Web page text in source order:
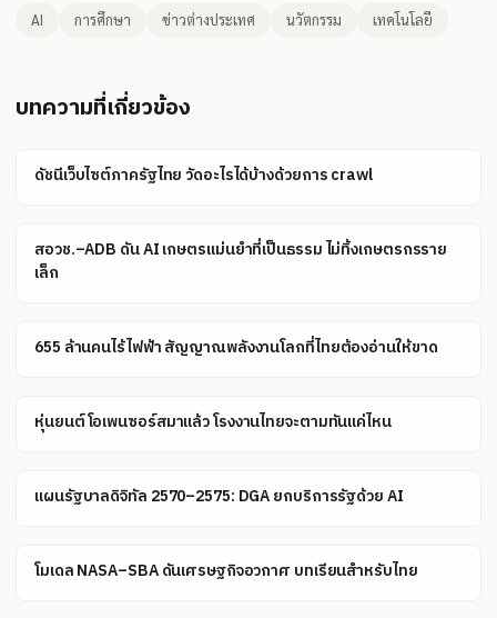
AI การศึกษา ข่าวต่างประเทศ นวัตกรรม เทคโนโลยี
บทความที่เกี่ยวข้อง
ดัชนีเว็บไซต์ภาครัฐไทย วัดอะไรได้บ้างด้วยการ crawl
สอวช.–ADB ดัน AI เกษตรแม่นยำที่เป็นธรรม ไม่ทิ้งเกษตรกรราย
เล็ก
655 ล้านคนไร้ไฟฟ้า สัญญาณพลังงานโลกที่ไทยต้องอ่านให้ขาด
หุ่นยนต์โอเพนซอร์สมาแล้ว โรงงานไทยจะตามทันแค่ไหน
แผนรัฐบาลดิจิทัล 2570–2575: DGA ยกบริการรัฐด้วย AI
โมเดล NASA–SBA ดันเศรษฐกิจอวกาศ บทเรียนสำหรับไทย